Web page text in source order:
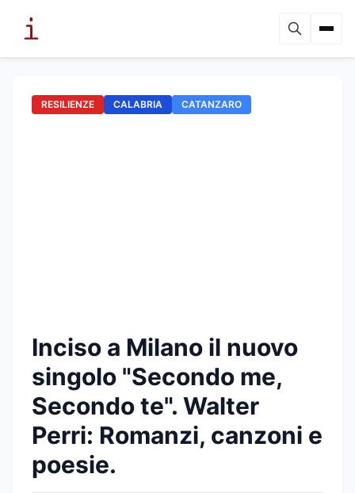
RESILIENZE CALABRIA CATANZARO
Inciso a Milano il nuovo
singolo "Secondo me,
Secondo te". Walter
Perri: Romanzi, canzoni e
poesie.